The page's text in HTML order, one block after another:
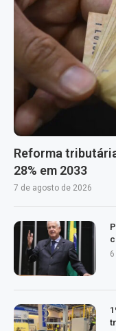
Reforma
28% em 2033
7 de agosto de 2026